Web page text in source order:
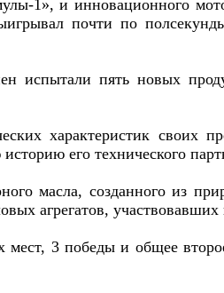
1», и инновационного
почти по
испытали пять новых
характеристик своих
его технического
масла, созданного из
агрегатов, участвовавших
3 победы и общее